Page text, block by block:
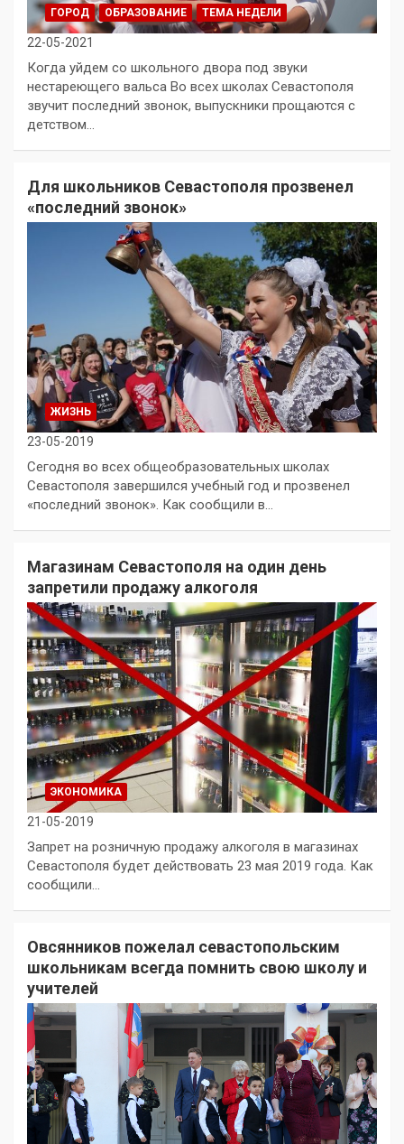
ГОРОД ОБРАЗОВАНИЕ ТЕМА НЕДЕЛИ
22-05-2021
Когда уйдем со школьного двора под звуки
нестареющего вальса Во всех школах Севастополя
звучит последний звонок, выпускники прощаются с
детством…
Для школьников Севастополя прозвенел
«последний звонок»
ЖИЗНЬ
23-05-2019
Сегодня во всех общеобразовательных школах
Севастополя завершился учебный год и прозвенел
«последний звонок». Как сообщили в…
Магазинам Севастополя на один день
запретили продажу алкоголя
ЭКОНОМИКА
21-05-2019
Запрет на розничную продажу алкоголя в магазинах
Севастополя будет действовать 23 мая 2019 года. Как
сообщили…
Овсянников пожелал севастопольским
школьникам всегда помнить свою школу и
учителей